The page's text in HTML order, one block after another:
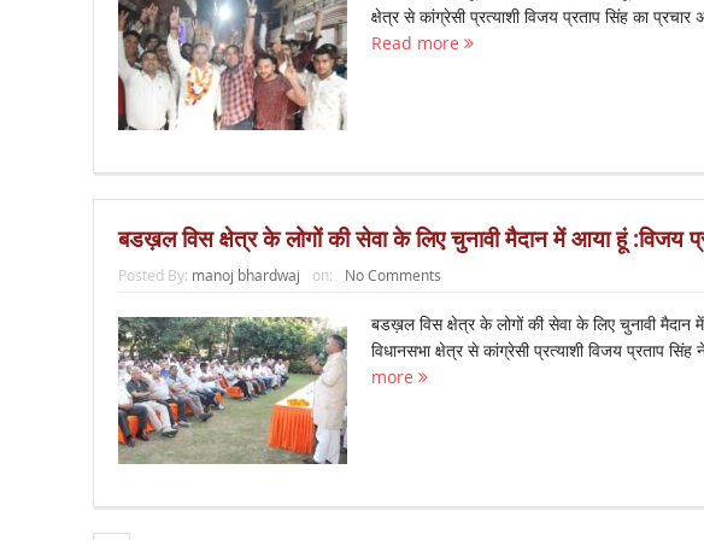
क्षेत्र से कांग्रेसी प्रत्याशी विजय प्रताप सिंह का
Read more
बडख़ल विस क्षेत्र के लोगों की सेवा के लिए चुनावी मैदान में आया हूं :विजय
Posted By: manoj bhardwaj on: No Comments
बडख़ल विस क्षेत्र के लोगों की सेवा के लिए चुनावी
विधानसभा क्षेत्र से कांग्रेसी प्रत्याशी विजय प्रताप
more